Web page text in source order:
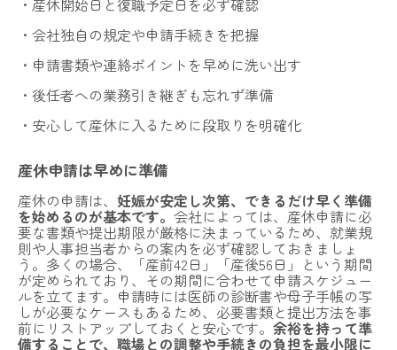
・産休開始日と復職予定日を必ず確認
・会社独自の規定や申請手続きを把握
・申請書類や連絡ポイントを早めに洗い出す
・後任者への業務引き継ぎも忘れず準備
・安心して産休に入るために段取りを明確化
産休申請は早めに準備
産休の申請は、 妊娠が安定し次第、できるだけ早く準備
を始めるのが基本です。 会社によっては、産休申請に必
要な書類や提出期限が厳格に決まっているため、就業規
則や人事担当者からの案内を必ず確認しておきましょ
う。多くの場合、「産前42日」「産後56日」という期間
が定められており、その期間に合わせて申請スケジュー
ルを立てます。申請時には医師の診断書や母子手帳の写
しが必要なケースもあるため、必要書類と提出方法を事
前にリストアップしておくと安心です。 余裕を持って準
備することで、職場との調整や手続きの負担を最小限に